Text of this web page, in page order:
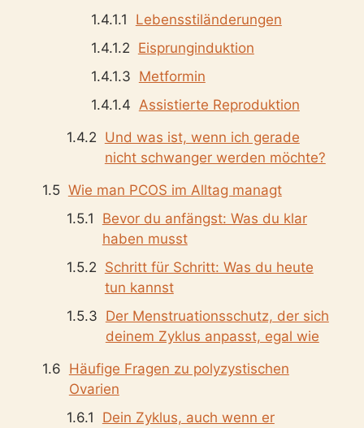
Lebensstiländerungen
Eisprunginduktion
Metformin
Assistierte Reproduktion
Und was ist, wenn ich gerade
nicht schwanger werden möchte?
Wie man PCOS im Alltag managt
Bevor du anfängst: Was du klar
haben musst
Schritt für Schritt: Was du heute
tun kannst
Der Menstruationsschutz, der sich
deinem Zyklus anpasst, egal wie
Häufige Fragen zu polyzystischen
Ovarien
Dein Zyklus, auch wenn er